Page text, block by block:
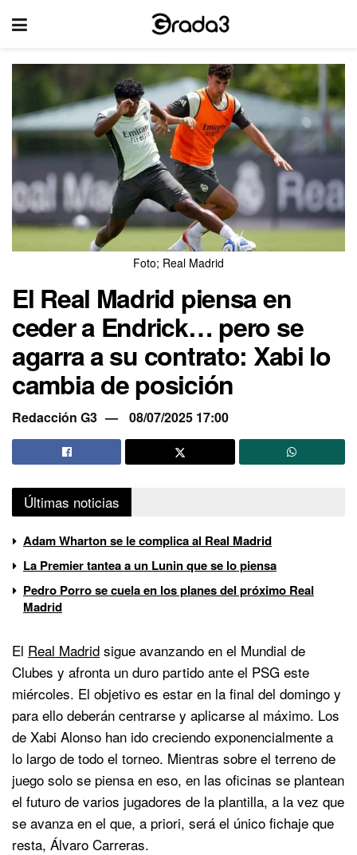
Foto; Real Madrid
El Real Madrid piensa en
ceder a Endrick… pero se
agarra a su contrato: Xabi lo
cambia de posición
Redacción G3 08/07/2025 17:00
Últimas noticias
Adam Wharton se le complica al Real Madrid
La Premier tantea a un Lunin que se lo piensa
Pedro Porro se cuela en los planes del próximo Real
Madrid
El Real Madrid sigue avanzando en el Mundial de
Clubes y afronta un duro partido ante el PSG este
miércoles. El objetivo es estar en la final del domingo y
para ello deberán centrarse y aplicarse al máximo. Los
de Xabi Alonso han ido creciendo exponencialmente a
lo largo de todo el torneo. Mientras sobre el terreno de
juego solo se piensa en eso, en las oficinas se plantean
el futuro de varios jugadores de la plantilla, a la vez que
se avanza en el que, a priori, será el único fichaje que
resta, Álvaro Carreras.